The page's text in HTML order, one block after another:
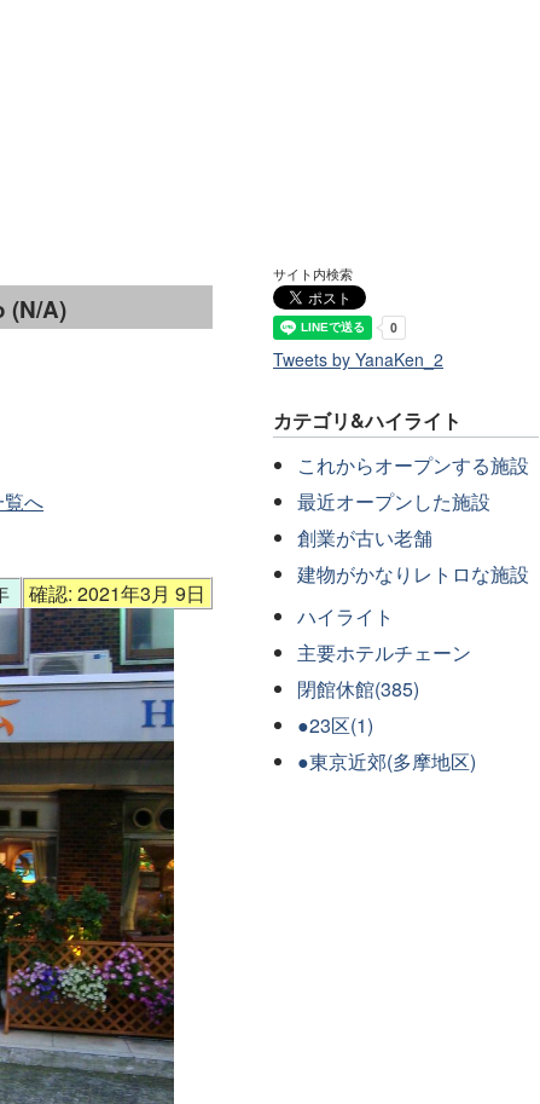
(N/A)
へ
確認: 2021年3月 9日
サイト内検索
Tweets by YanaKen_2
カテゴリ&ハイライト
これからオープンする施設
最近オープンした施設
創業が古い老舗
建物がかなりレトロな施設
ハイライト
主要ホテルチェーン
閉館休館(385)
●23区(1)
●東京近郊(多摩地区)